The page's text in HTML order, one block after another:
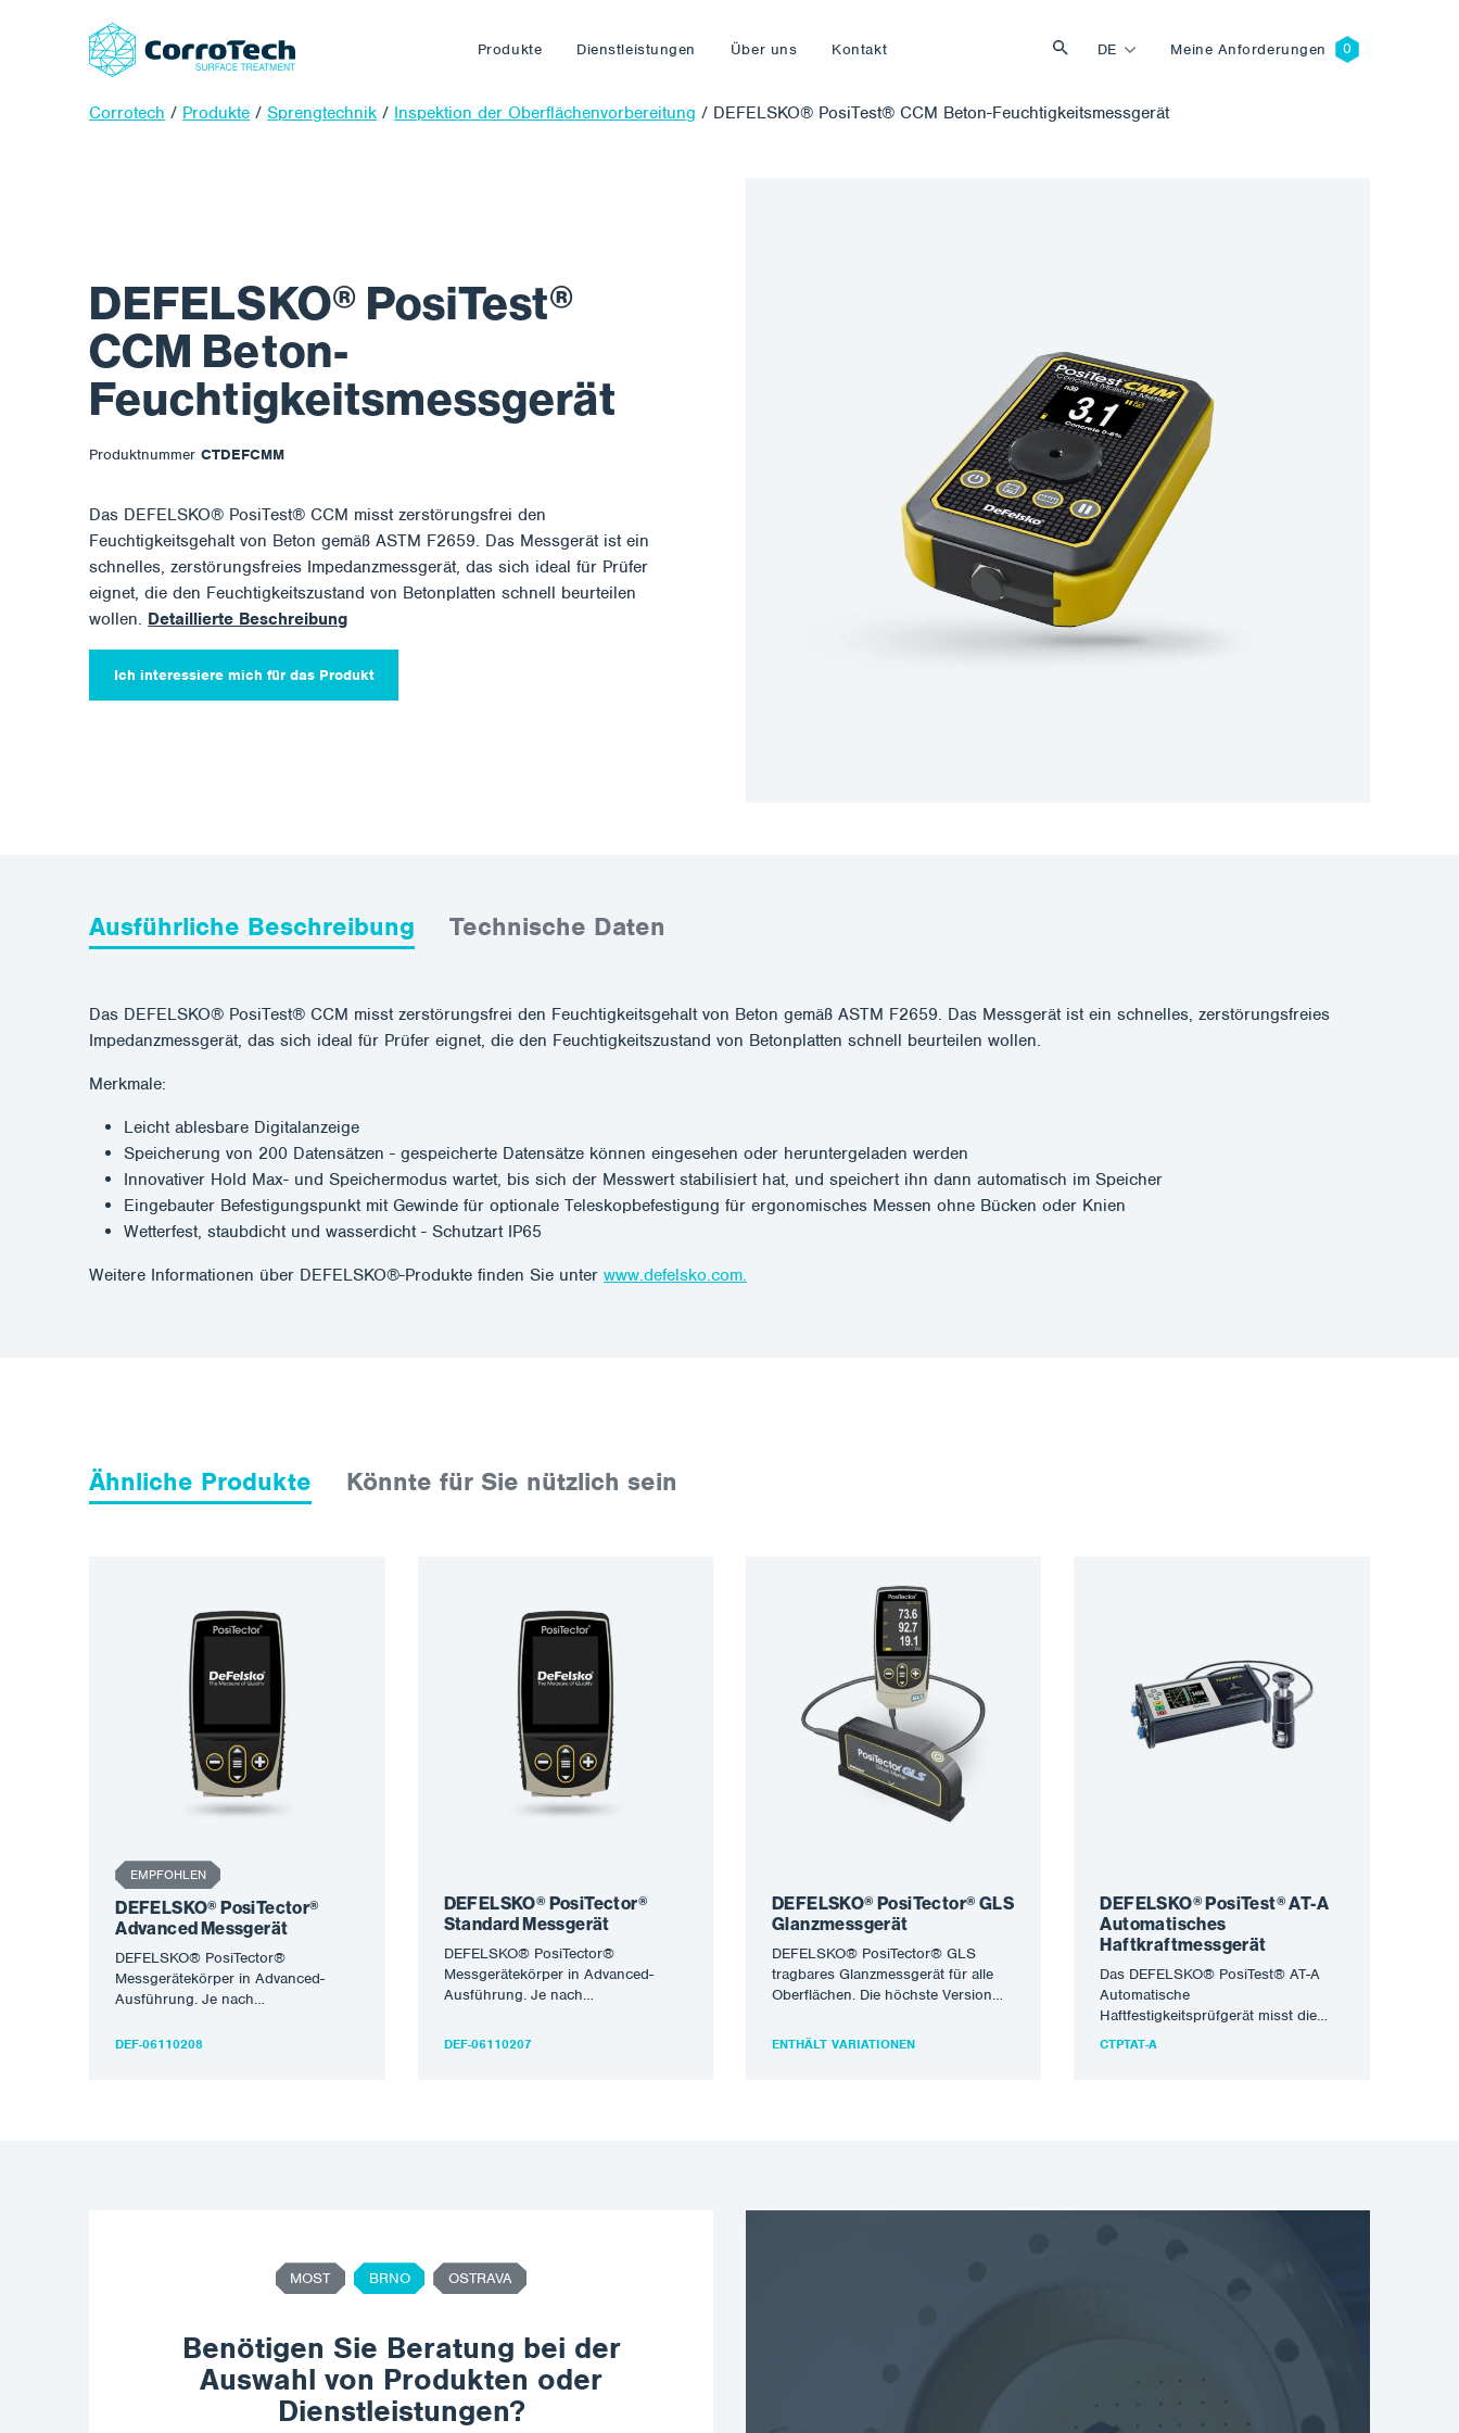
Produkte Dienstleistungen Über uns Kontakt DE Meine Anforderungen
Corrotech / Produkte /Sprengtechnik / Inspektion der Oberflächenvorbereitung / DEFELSKO® PosiTest® CCM Beton-Feuchtigkeitsmessgerät
DEFELSKO® PosiTest®
CCM Beton-
Feuchtigkeitsmessgerät
Produktnummer CTDEFCMM
Das DEFELSKO® PosiTest® CCM misst zerstörungsfrei den
Feuchtigkeitsgehalt von Beton gemäß ASTM F2659. Das Messgerät ist ein
schnelles, zerstörungsfreies Impedanzmessgerät, das sich ideal für Prüfer
eignet, die den Feuchtigkeitszustand von Betonplatten schnell beurteilen
wollen. Detaillierte Beschreibung
Ich interessiere mich für das Produkt
Ausführliche Beschreibung Technische Daten
Das DEFELSKO® PosiTest® CCM misst zerstörungsfrei den Feuchtigkeitsgehalt von Beton gemäß ASTM F2659. Das Messgerät ist ein schnelles, zerstörungsfreies
Impedanzmessgerät, das sich ideal für Prüfer eignet, die den Feuchtigkeitszustand von Betonplatten schnell beurteilen wollen.
Merkmale:
Leicht ablesbare Digitalanzeige
Speicherung von 200 Datensätzen - gespeicherte Datensätze können eingesehen oder heruntergeladen werden
Innovativer Hold Max- und Speichermodus wartet, bis sich der Messwert stabilisiert hat, und speichert ihn dann automatisch im Speicher
Eingebauter Befestigungspunkt mit Gewinde für optionale Teleskopbefestigung für ergonomisches Messen ohne Bücken oder Knien
Wetterfest, staubdicht und wasserdicht - Schutzart IP65
Weitere Informationen über DEFELSKO®-Produkte finden Sie unterwww.defelsko.com.
Ähnliche Produkte Könnte für Sie nützlich sein
EMPFOHLEN
DEFELSKO® PosiTector®
Advanced Messgerät
DEFELSKO® PosiTector®
Messgerätekörper in Advanced-
Ausführung. Je nach
einem Messgerät für die jeweilige
DEF-06110208
DEFELSKO® PosiTector®
Standard Messgerät
DEFELSKO® PosiTector®
Messgerätekörper in Advanced-
Ausführung. Je nach
einem Messgerät für die jeweilige
DEF-06110207
DEFELSKO® PosiTector® GLS
Glanzmessgerät
DEFELSKO® PosiTector® GLS
tragbares Glanzmessgerät für alle
Oberflächen. Die höchste Version
und 85° eignet sich…
ENTHÄLT VARIATIONEN
DEFELSKO® PosiTest® AT-A
Automatisches
Haftkraftmessgerät
Das DEFELSKO® PosiTest® AT-A
Automatische
Haftfestigkeitsprüfgerät misst die
Kraft, die erforderlich ist, um einen
CTPTAT-A
MOST BRNO OSTRAVA
Benötigen Sie Beratung bei der
Auswahl von Produkten oder
Dienstleistungen?